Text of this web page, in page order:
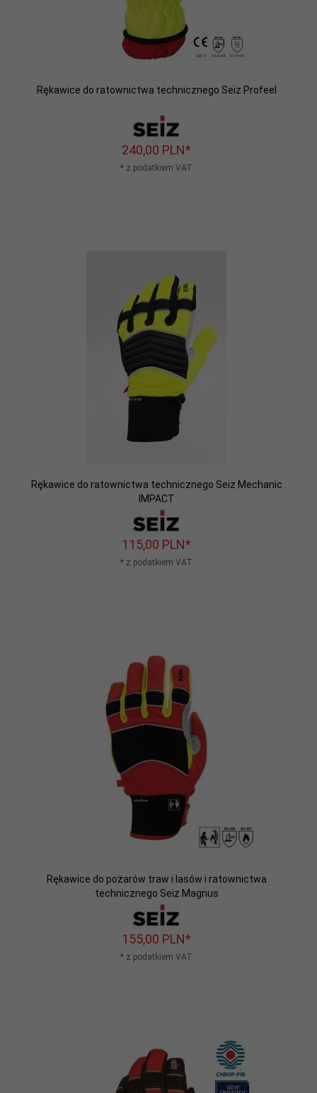
Rękawice do ratownictwa technicznego Seiz Profeel
240,00 PLN*
* z podatkiem VAT
Rękawice do ratownictwa technicznego Seiz Mechanic
IMPACT
115,00 PLN*
* z podatkiem VAT
Rękawice do pożarów traw i lasów i ratownictwa
technicznego Seiz Magnus
155,00 PLN*
* z podatkiem VAT